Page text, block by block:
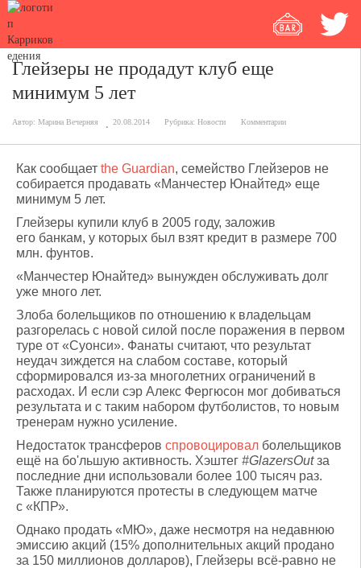
Глейзеры не продадут клуб еще
минимум 5 лет
Автор: Марина Вечерняя 20.08.2014 Рубрика: Новости Комментарии
Как сообщает the Guardian, семейство Глейзеров не
собирается продавать «Манчестер Юнайтед» еще
минимум 5 лет.
Глейзеры купили клуб в 2005 году, заложив
его банкам, у которых был взят кредит в размере 700
млн. фунтов.
«Манчестер Юнайтед» вынужден обслуживать долг
уже много лет.
Злоба болельщиков по отношению к владельцам
разгорелась с новой силой после поражения в первом
туре от «Суонси». Фанаты считают, что результат
неудач зиждется на слабом составе, который
сформировался из-за многолетних ограничений в
расходах. И если сэр Алекс Фергюсон мог добиваться
результата и с таким набором футболистов, то новым
тренерам нужно усиление.
Недостаток трансферов спровоцировал болельщиков
ещё на бо'льшую активность. Хэштег #GlazersOutза
последние дни использовали более 100 тысяч раз.
Также планируются протесты в следующем матче
с «КПР».
Однако продать «МЮ», даже несмотря на недавнюю
эмиссию акций (15% дополнительных акций продано
за 150 миллионов долларов), Глейзеры всё-равно не